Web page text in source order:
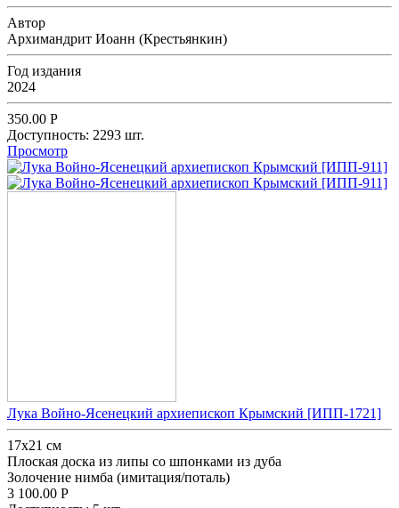
Автор
Архимандрит Иоанн (Крестьянкин)
Год издания
2024
350.00 Р
Доступность: 2293 шт.
Просмотр
Лука Войно-Ясенецкий архиепископ Крымский [ИПП-1721]
17х21 см
Плоская доска из липы со шпонками из дуба
Золочение нимба (имитация/поталь)
3 100.00 Р